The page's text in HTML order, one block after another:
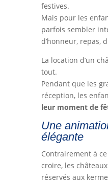
festives.
Mais pour les
parfois sembler
d’honneur, repas,
La location d’un
tout.
Pendant que les
réception, les
leur moment de
Une
élégante
Contrairement à
croire, les
réservés aux